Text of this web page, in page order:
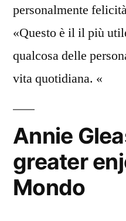
personalmente
«Questo è il il più
qualcosa delle
vita quotidiana. «
Annie
greater
Mondo